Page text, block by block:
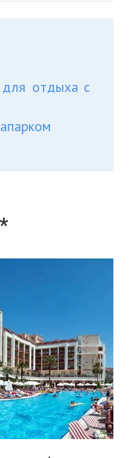
для отдыха с